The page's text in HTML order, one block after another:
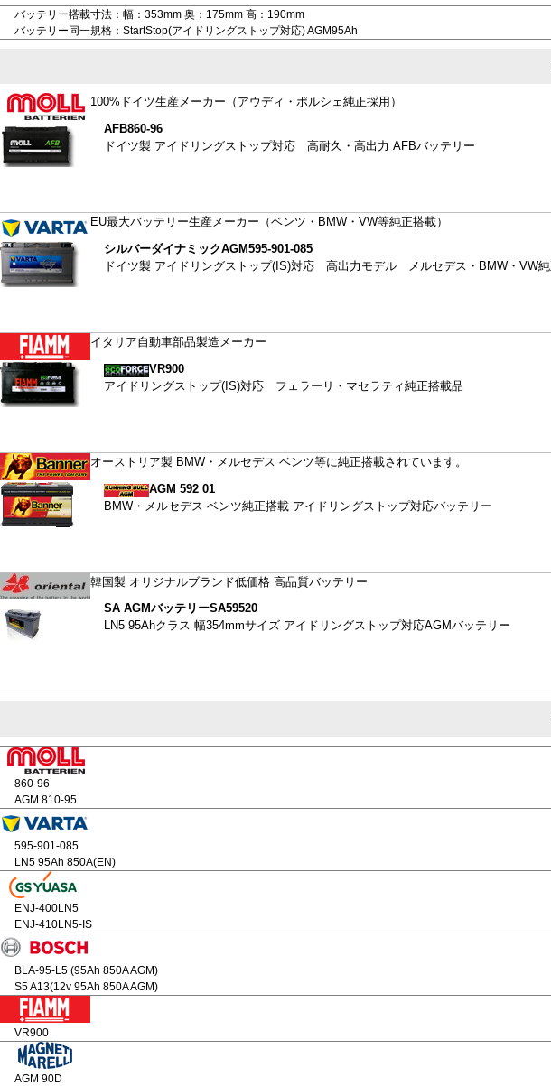
バッテリー搭載寸法：幅：353mm 奥：175mm 高：190mm
バッテリー同一規格：StartStop(アイドリングストップ対応) AGM95Ah
100%ドイツ生産メーカー（アウディ・ポルシェ純正採用）
AFB860-96
ドイツ製 アイドリングストップ対応 高耐久・高出力 AFBバッテリー
EU最大バッテリー生産メーカー（ベンツ・BMW・VW等純正搭載）
シルバーダイナミックAGM595-901-085
ドイツ製 アイドリングストップ(IS)対応 高出力モデル メルセデス・BMW・VW純
イタリア自動車部品製造メーカー
VR900
アイドリングストップ(IS)対応 フェラーリ・マセラティ純正搭載品
オーストリア製 BMW・メルセデス ベンツ等に純正搭載されています。
AGM 592 01
BMW・メルセデス ベンツ純正搭載 アイドリングストップ対応バッテリー
韓国製 オリジナルブランド低価格 高品質バッテリー
SA AGMバッテリーSA59520
LN5 95Ahクラス 幅354mmサイズ アイドリングストップ対応AGMバッテリー
860-96
AGM 810-95
595-901-085
LN5 95Ah 850A(EN)
ENJ-400LN5
ENJ-410LN5-IS
BLA-95-L5 (95Ah 850A AGM)
S5 A13(12v 95Ah 850A AGM)
VR900
AGM 90D